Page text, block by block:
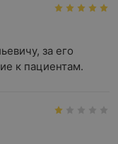
за его
к пациентам.